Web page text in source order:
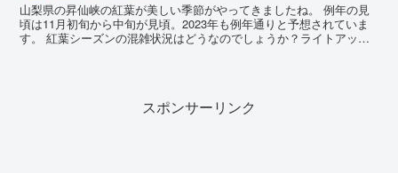
山梨県の昇仙峡の紅葉が美しい季節がやってきましたね。 例年の見
頃は11月初旬から中旬が見頃。2023年も例年通りと予想されていま
す。 紅葉シーズンの混雑状況はどうなのでしょうか？ライトアップ
スポンサーリンク